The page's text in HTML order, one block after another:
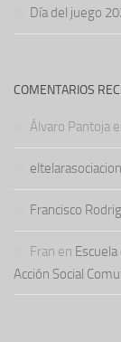
Día del juego
COMENTARIOS
Álvaro Pantoja
eltelarasociacion
Francisco
Fran en
Acción Social